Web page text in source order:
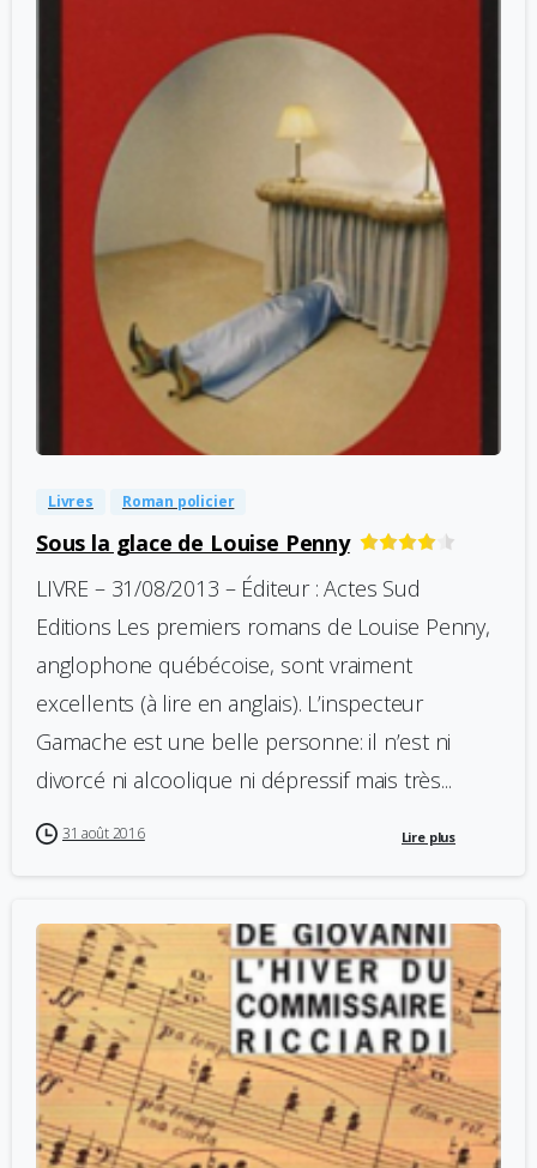
Livres Roman policier
Sous la glace de Louise Penny
LIVRE – 31/08/2013 – Éditeur : Actes Sud
Editions Les premiers romans de Louise Penny,
anglophone québécoise, sont vraiment
excellents (à lire en anglais). L’inspecteur
Gamache est une belle personne: il n’est ni
divorcé ni alcoolique ni dépressif mais très...
31 août 2016 Lire plus